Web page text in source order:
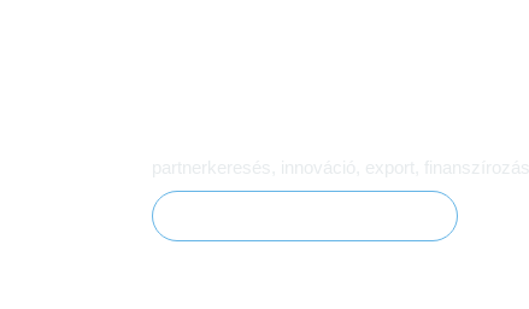
partnerkeresés, innováció, export, finanszírozás